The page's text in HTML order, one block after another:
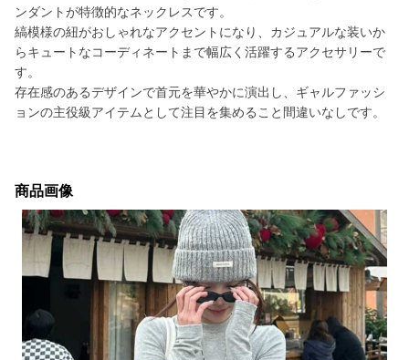
ンダントが特徴的なネックレスです。
縞模様の紐がおしゃれなアクセントになり、カジュアルな装いか
らキュートなコーディネートまで幅広く活躍するアクセサリーで
す。
存在感のあるデザインで首元を華やかに演出し、ギャルファッシ
ョンの主役級アイテムとして注目を集めること間違いなしです。
商品画像